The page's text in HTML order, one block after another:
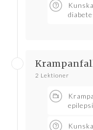
2 Lektioner
epilepsi